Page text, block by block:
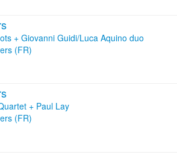
+ Giovanni Guidi/Luca Aquino duo
(FR)
+ Paul Lay
(FR)